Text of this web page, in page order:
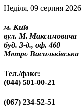
Неділя, 09 серпня 2026
м. Київ
вул. М. Максимовича
буд. 3-д., оф. 460
Метро Васильківська
Тел./факс:
(044) 501-00-21
(067) 234-52-51